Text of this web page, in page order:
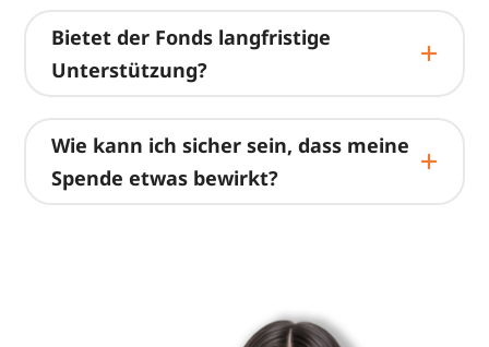
Bietet der Fonds langfristige
Unterstützung?
Wie kann ich sicher sein, dass meine
Spende etwas bewirkt?